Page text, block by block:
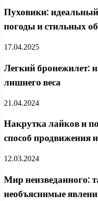
Пуховики:
погоды и стильных
17.04.2025
Легкий бронежилет:
лишнего веса
21.04.2024
Накрутка лайков и
способ продвижения
12.03.2024
Мир неизведанного:
необъяснимые